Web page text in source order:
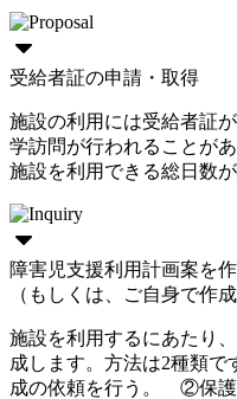
受給者証の申請・取得
施設の利用には受給者証
学訪問が行われることが
施設を利用できる総日数
障害児支援利用計画案を
（もしくは、ご自身で作成
施設を利用するにあたり
成します。方法は2種類
成の依頼を行う。 ②保護